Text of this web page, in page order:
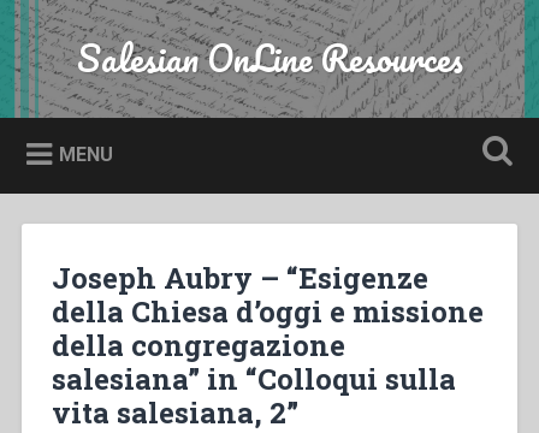
Skip
to
content
Search Salesian OnLine Resources
MENU
Joseph Aubry – “Esigenze
della Chiesa d’oggi e missione
della congregazione
salesiana” in “Colloqui sulla
vita salesiana, 2”